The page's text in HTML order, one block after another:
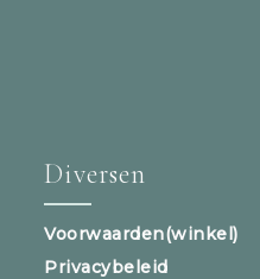
Diversen
Voorwaarden(winkel)
Privacybeleid